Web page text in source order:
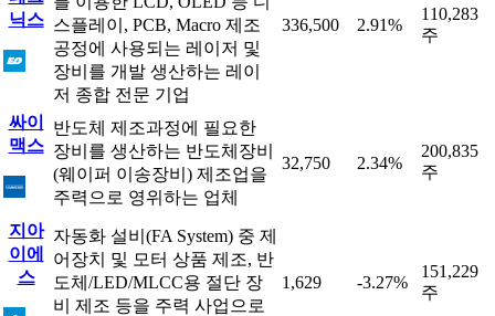
닉스 스플레이, PCB, Macro 제조
공정에 사용되는 레이저 및
장비를 개발 생산하는 레이
저 종합 전문 기업
336,500 2.91%
110,283
주
싸이
맥스
반도체 제조과정에 필요한
장비를 생산하는 반도체장비
(웨이퍼 이송장비) 제조업을
주력으로 영위하는 업체
32,750 2.34%
200,835
주
지아
이에
스
자동화 설비(FA System) 중 제
어장치 및 모터 상품 제조, 반
도체/LED/MLCC용 절단 장
비 제조 등을 주력 사업으로
1,629 -3.27%
151,229
주